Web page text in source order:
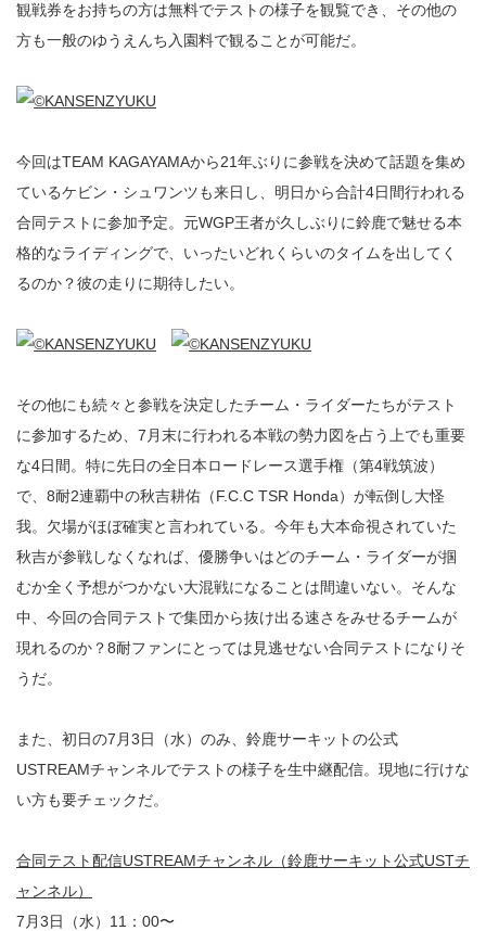
観戦券をお持ちの方は無料でテストの様子を観覧でき、その他の
方も一般のゆうえんち入園料で観ることが可能だ。
今回はTEAM KAGAYAMAから21年ぶりに参戦を決めて話題を集め
ているケビン・シュワンツも来日し、明日から合計4日間行われる
合同テストに参加予定。元WGP王者が久しぶりに鈴鹿で魅せる本
格的なライディングで、いったいどれくらいのタイムを出してく
るのか？彼の走りに期待したい。
その他にも続々と参戦を決定したチーム・ライダーたちがテスト
に参加するため、7月末に行われる本戦の勢力図を占う上でも重要
な4日間。特に先日の全日本ロードレース選手権（第4戦筑波）
で、8耐2連覇中の秋吉耕佑（F.C.C TSR Honda）が転倒し大怪
我。欠場がほぼ確実と言われている。今年も大本命視されていた
秋吉が参戦しなくなれば、優勝争いはどのチーム・ライダーが掴
むか全く予想がつかない大混戦になることは間違いない。そんな
中、今回の合同テストで集団から抜け出る速さをみせるチームが
現れるのか？8耐ファンにとっては見逃せない合同テストになりそ
うだ。
また、初日の7月3日（水）のみ、鈴鹿サーキットの公式
USTREAMチャンネルでテストの様子を生中継配信。現地に行けな
い方も要チェックだ。
合同テスト配信USTREAMチャンネル（鈴鹿サーキット公式USTチ
ャンネル）
7月3日（水）11：00〜